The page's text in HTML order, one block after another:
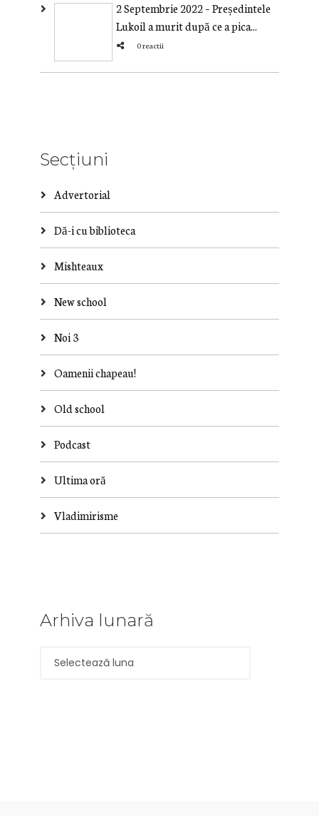
2 Septembrie 2022 – Președintele
Lukoil a murit după ce a pica...
0 reactii
Secțiuni
Advertorial
Dă-i cu biblioteca
Mishteaux
New school
Noi 3
Oamenii chapeau!
Old school
Podcast
Ultima oră
Vladimirisme
Arhiva lunară